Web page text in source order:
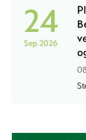
24
Sep 2026